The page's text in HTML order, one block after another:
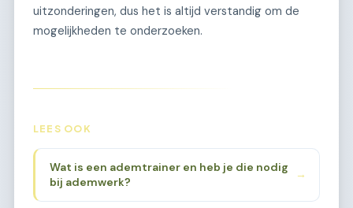
uitzonderingen, dus het is altijd verstandig om de
mogelijkheden te onderzoeken.
LEES OOK
Wat is een ademtrainer en heb je die nodig
bij ademwerk?
→